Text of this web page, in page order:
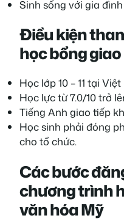
Sinh sống với gia
Điều kiện
học bổng
Học lớp 10 – 11 tại
Học lực từ 7.0/10 trở
Tiếng Anh giao tiếp
Học sinh phải đóng
cho tổ chức.
Các bước
chương trình
văn hóa Mỹ